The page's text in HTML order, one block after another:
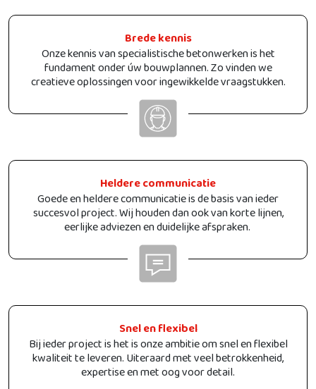
Brede kennis
Onze kennis van specialistische betonwerken is het
fundament onder úw bouwplannen. Zo vinden we
creatieve oplossingen voor ingewikkelde vraagstukken.
Heldere communicatie
Goede en heldere communicatie is de basis van ieder
succesvol project. Wij houden dan ook van korte lijnen,
eerlijke adviezen en duidelijke afspraken.
Snel en flexibel
Bij ieder project is het is onze ambitie om snel en flexibel
kwaliteit te leveren. Uiteraard met veel betrokkenheid,
expertise en met oog voor detail.